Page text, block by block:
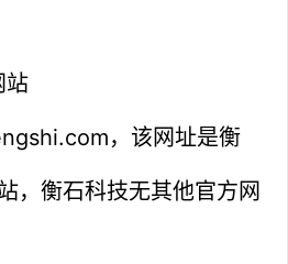
站
，该网址是衡
，衡石科技无其他官方网